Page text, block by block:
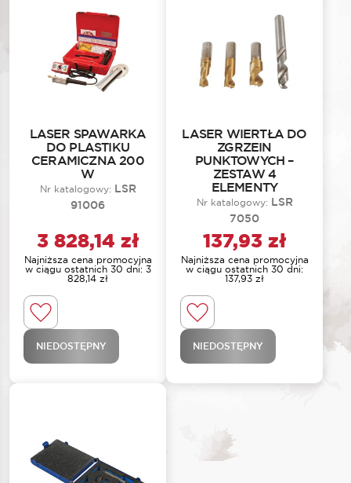
LASER SPAWARKA
DO PLASTIKU
CERAMICZNA 200
W
Nr katalogowy: LSR
91006
3 828,14 zł
Najniższa cena promocyjna
w ciągu ostatnich 30 dni: 3
828,14 zł
NIEDOSTĘPNY
LASER WIERTŁA DO
ZGRZEIN
PUNKTOWYCH –
ZESTAW 4
ELEMENTY
Nr katalogowy: LSR
7050
137,93 zł
Najniższa cena promocyjna
w ciągu ostatnich 30 dni:
137,93 zł
NIEDOSTĘPNY